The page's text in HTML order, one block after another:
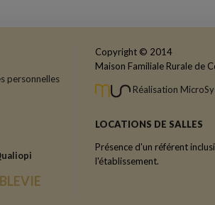
personnelles
Copyright © 2014
Maison Familiale Rurale de
Réalisation
LOCATIONS DE SALLES
Présence d'un référent
l'établissement.